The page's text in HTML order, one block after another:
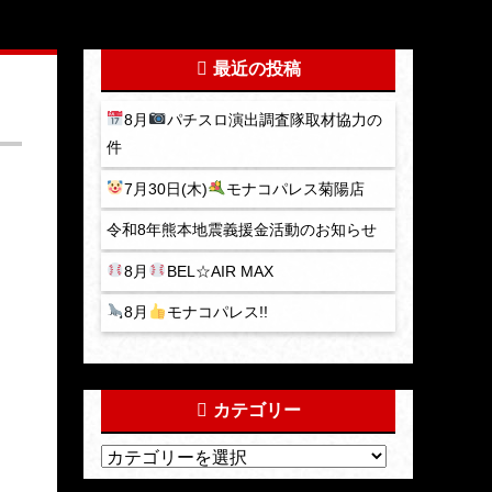
最近の投稿
8月
パチスロ演出調査隊取材協力の
件
7月30日(木) モナコパレス菊陽店
令和8年熊本地震義援金活動のお知らせ
8月 BEL☆AIR MAX
8月 モナコパレス!!
カテゴリー